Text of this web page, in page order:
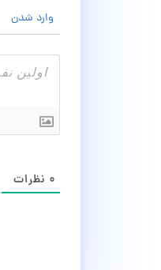
وارد شدن
۰ نظرات